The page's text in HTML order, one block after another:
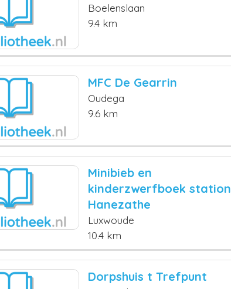
Boelenslaan
9.4 km
MFC De Gearrin
Oudega
9.6 km
Minibieb en
kinderzwerfboek station
Hanezathe
Luxwoude
10.4 km
Dorpshuis t Trefpunt